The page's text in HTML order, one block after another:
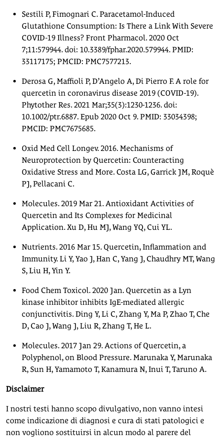
Sestili P, Fimognari C. Paracetamol-Induced
Glutathione Consumption: Is There a Link With Severe
COVID-19 Illness? Front Pharmacol. 2020 Oct
7;11:579944. doi: 10.3389/fphar.2020.579944. PMID:
33117175; PMCID: PMC7577213.
Derosa G, Maffioli P, D’Angelo A, Di Pierro F. A role for
quercetin in coronavirus disease 2019 (COVID-19).
Phytother Res. 2021 Mar;35(3):1230-1236. doi:
10.1002/ptr.6887. Epub 2020 Oct 9. PMID: 33034398;
PMCID: PMC7675685.
Oxid Med Cell Longev. 2016. Mechanisms of
Neuroprotection by Quercetin: Counteracting
Oxidative Stress and More. Costa LG, Garrick JM, Roquè
PJ, Pellacani C.
Molecules. 2019 Mar 21. Antioxidant Activities of
Quercetin and Its Complexes for Medicinal
Application. Xu D, Hu MJ, Wang YQ, Cui YL.
Nutrients. 2016 Mar 15. Quercetin, Inflammation and
Immunity. Li Y, Yao J, Han C, Yang J, Chaudhry MT, Wang
S, Liu H, Yin Y.
Food Chem Toxicol. 2020 Jan. Quercetin as a Lyn
kinase inhibitor inhibits IgE-mediated allergic
conjunctivitis. Ding Y, Li C, Zhang Y, Ma P, Zhao T, Che
D, Cao J, Wang J, Liu R, Zhang T, He L.
Molecules. 2017 Jan 29. Actions of Quercetin, a
Polyphenol, on Blood Pressure. Marunaka Y, Marunaka
R, Sun H, Yamamoto T, Kanamura N, Inui T, Taruno A.
Disclaimer
I nostri testi hanno scopo divulgativo, non vanno intesi
come indicazione di diagnosi e cura di stati patologici e
non vogliono sostituirsi in alcun modo al parere del